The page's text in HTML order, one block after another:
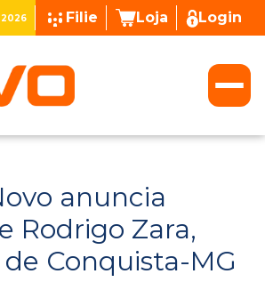
Filie Loja Login
anuncia
Rodrigo Zara,
Conquista-MG